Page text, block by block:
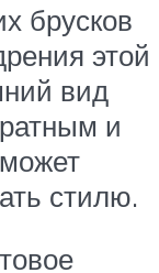
брусков
этой
вид
и
стилю.